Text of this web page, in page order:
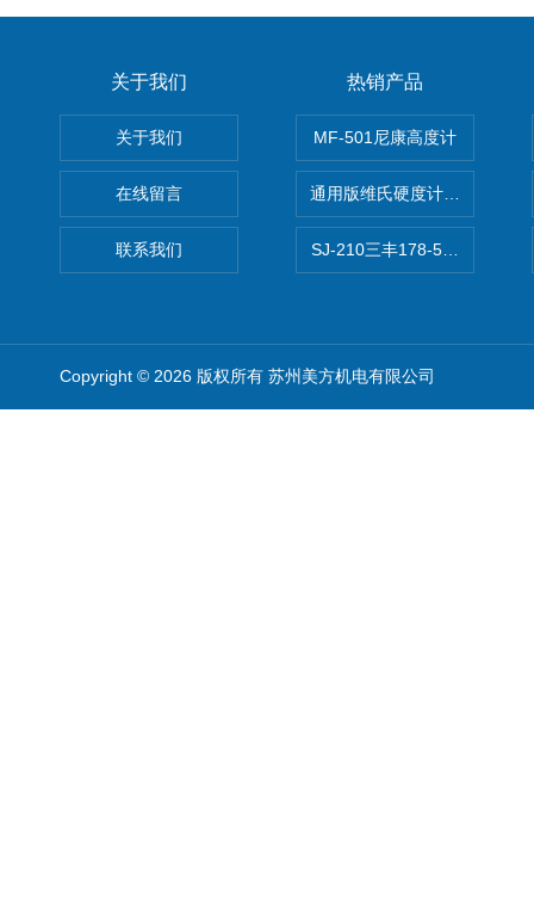
关于我们
关于我们
在线留言
联系我们
热销产品
MF-501尼康高度计
通用版维氏硬度计软件 自动
SJ-210三丰178-560-11DC粗
Copyright © 2026 版权所有 苏州美方机电有限公司